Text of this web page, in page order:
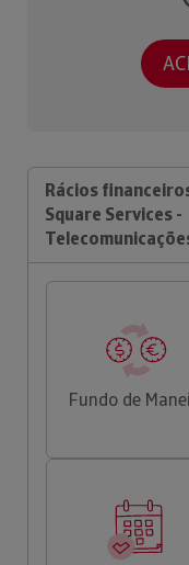
Rácios
Square Services -
Fundo de